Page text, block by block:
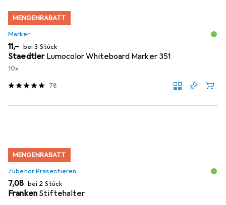
MENGENRABATT
Marker
EUR
11,– bei 3 Stück
Staedtler Lumocolor Whiteboard Marker 351
10x
78
MENGENRABATT
Zubehör Präsentieren
EUR
7,08 bei 2 Stück
Franken Stiftehalter